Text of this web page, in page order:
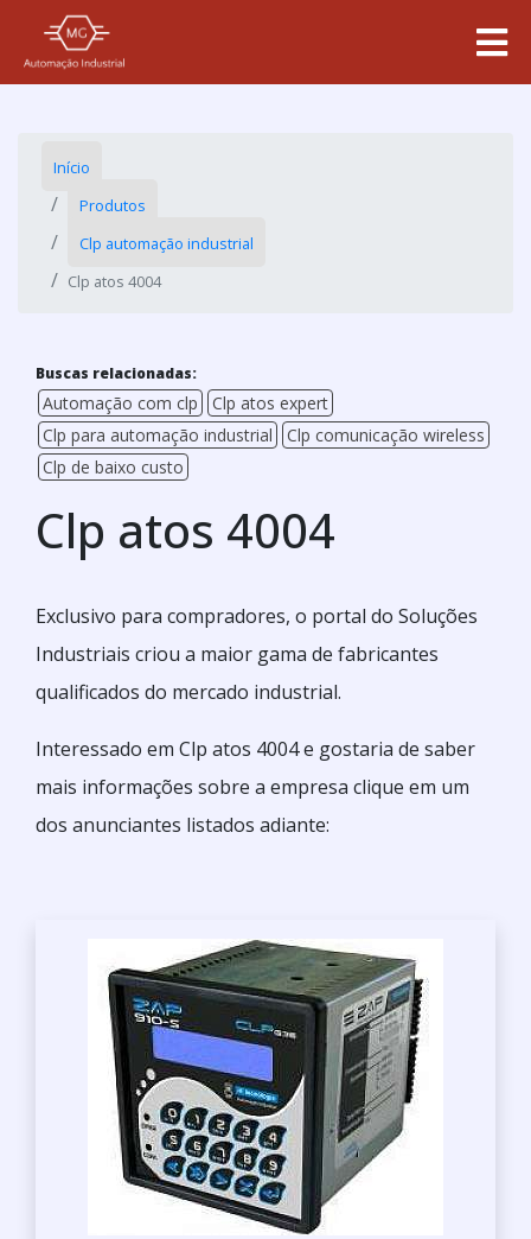
Início
Produtos
Clp automação industrial
Clp atos 4004
Buscas relacionadas:
Automação com clp
Clp atos expert
Clp para automação industrial
Clp comunicação wireless
Clp de baixo custo
Clp atos 4004
Exclusivo para compradores, o portal do Soluções
Industriais criou a maior gama de fabricantes
qualificados do mercado industrial.
Interessado em Clp atos 4004 e gostaria de saber
mais informações sobre a empresa clique em um
dos anunciantes listados adiante: